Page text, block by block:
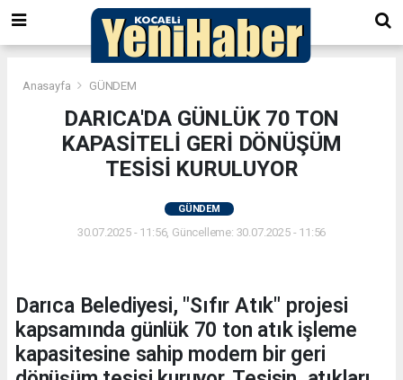
Anasayfa GÜNDEM
DARICA'DA GÜNLÜK 70 TON
KAPASİTELİ GERİ DÖNÜŞÜM
TESİSİ KURULUYOR
GÜNDEM
30.07.2025 - 11:56, Güncelleme: 30.07.2025 - 11:56
Darıca Belediyesi, "Sıfır Atık" projesi
kapsamında günlük 70 ton atık işleme
kapasitesine sahip modern bir geri